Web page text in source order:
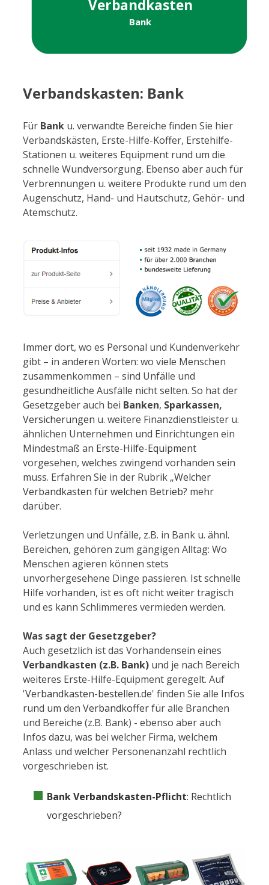
Verbandkasten
Bank
Verbandskasten: Bank
Für Bank u. verwandte Bereiche finden Sie hier
Verbandskästen, Erste-Hilfe-Koffer, Erstehilfe-
Stationen u. weiteres Equipment rund um die
schnelle Wundversorgung. Ebenso aber auch für
Verbrennungen u. weitere Produkte rund um den
Augenschutz, Hand- und Hautschutz, Gehör- und
Atemschutz.
Immer dort, wo es Personal und Kundenverkehr
gibt – in anderen Worten: wo viele Menschen
zusammenkommen – sind Unfälle und
gesundheitliche Ausfälle nicht selten. So hat der
Gesetzgeber auch bei Banken, Sparkassen,
Versicherungen u. weitere Finanzdienstleister u.
ähnlichen Unternehmen und Einrichtungen ein
Mindestmaß an Erste-Hilfe-Equipment
vorgesehen, welches zwingend vorhanden sein
muss. Erfahren Sie in der Rubrik „Welcher
Verbandkasten für welchen Betrieb? mehr
darüber.
Verletzungen und Unfälle, z.B. in Bank u. ähnl.
Bereichen, gehören zum gängigen Alltag: Wo
Menschen agieren können stets
unvorhergesehene Dinge passieren. Ist schnelle
Hilfe vorhanden, ist es oft nicht weiter tragisch
und es kann Schlimmeres vermieden werden.
Was sagt der Gesetzgeber?
Auch gesetzlich ist das Vorhandensein eines
Verbandkasten (z.B. Bank) und je nach Bereich
weiteres Erste-Hilfe-Equipment geregelt. Auf
'Verbandkasten-bestellen.de' finden Sie alle Infos
rund um den Verbandkofferfür alle Branchen
und Bereiche (z.B. Bank) - ebenso aber auch
Infos dazu, was bei welcher Firma, welchem
Anlass und welcher Personenanzahl rechtlich
vorgeschrieben ist.
Bank Verbandskasten-Pflicht: Rechtlich
vorgeschrieben?